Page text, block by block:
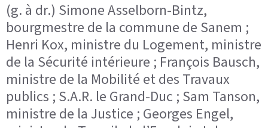
(g. à dr.) Simone Asselborn-Bintz,
bourgmestre de la commune de Sanem ;
Henri Kox, ministre du Logement, ministre
de la Sécurité intérieure ; François Bausch,
ministre de la Mobilité et des Travaux
publics ; S.A.R. le Grand-Duc ; Sam Tanson,
ministre de la Justice ; Georges Engel,